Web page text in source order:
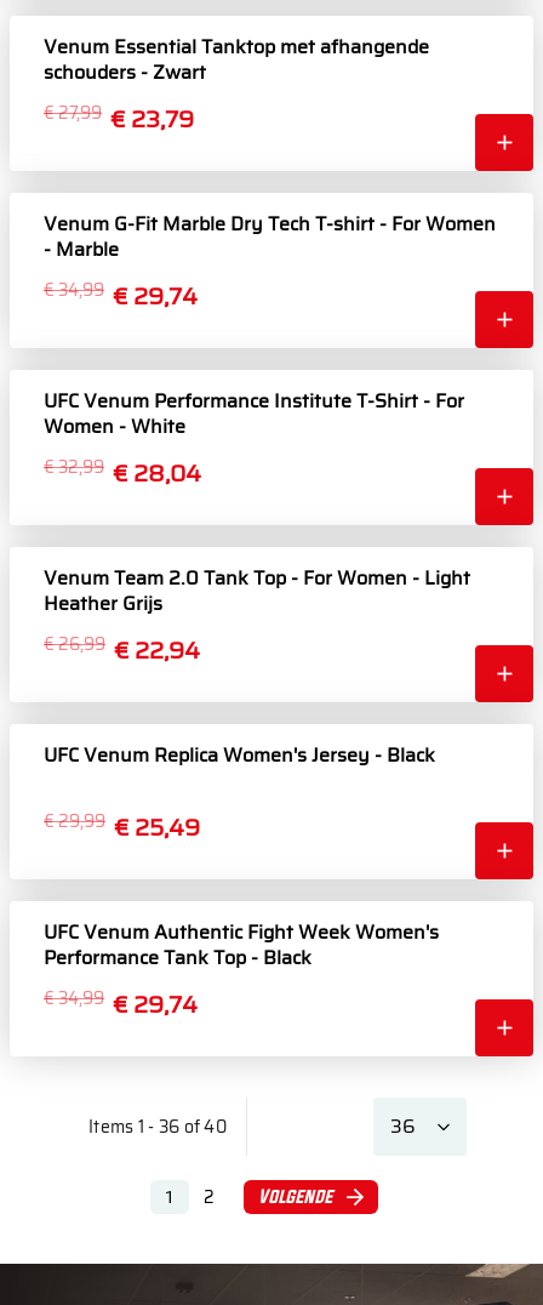
Venum Essential Tanktop met afhangende
schouders - Zwart
€ 23,79
€ 27,99
Venum G-Fit Marble Dry Tech T-shirt - For Women
- Marble
€ 29,74
€ 34,99
UFC Venum Performance Institute T-Shirt - For
Women - White
€ 28,04
€ 32,99
Venum Team 2.0 Tank Top - For Women - Light
Heather Grijs
€ 22,94
€ 26,99
UFC Venum Replica Women's Jersey - Black
€ 25,49
€ 29,99
UFC Venum Authentic Fight Week Women's
Performance Tank Top - Black
€ 29,74
€ 34,99
Items 1 - 36 of 40
1 2 Volgende